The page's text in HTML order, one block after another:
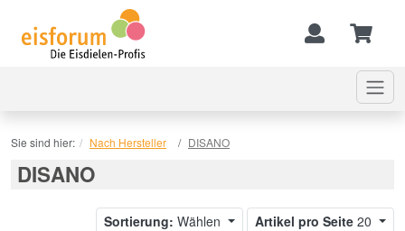
Sie sind hier: Nach Hersteller DISANO
DISANO
Sortierung: Wählen Artikel pro Seite 20